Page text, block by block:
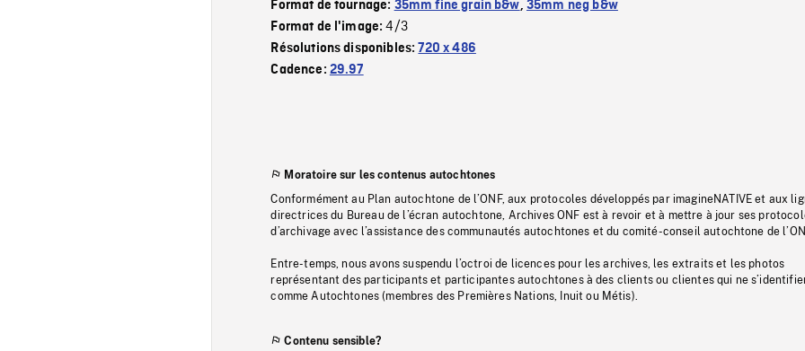
Format de tournage: 35mm fine grain b&w, 35mm neg b&w
Format de l'image:4/3
Résolutions disponibles:720 x 486
Cadence: 29.97
Moratoire sur les contenus autochtones
Conformément au Plan autochtone de l’ONF, aux protocoles développés par imagineNATIVE et aux
directrices du Bureau de l’écran autochtone, Archives ONF est à revoir et à mettre à jour ses
d’archivage avec l’assistance des communautés autochtones et du comité-conseil autochtone de
Entre-temps, nous avons suspendu l’octroi de licences pour les archives, les extraits et les photos
représentant des participants et participantes autochtones à des clients ou clientes qui ne
comme Autochtones (membres des Premières Nations, Inuit ou Métis).
Contenu sensible?